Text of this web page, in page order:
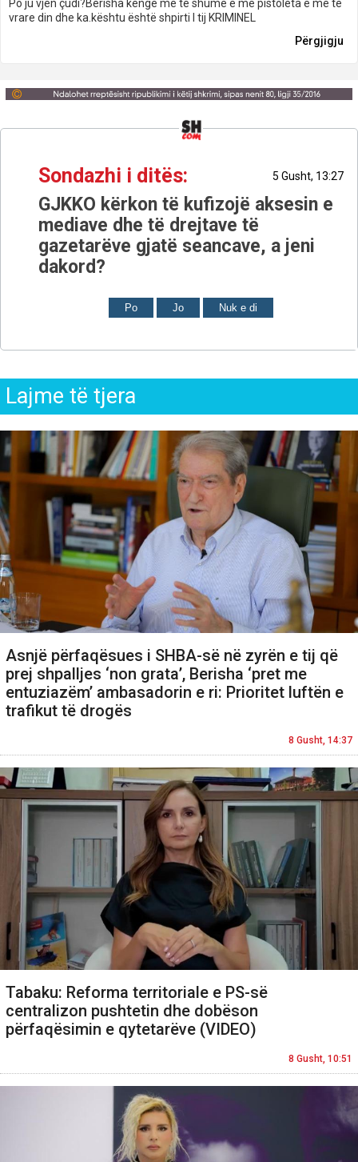
Po ju vjen çudi?Berisha këngë me të shume e me pistoleta e me të
vrare din dhe ka.kështu është shpirti I tij KRIMINEL
Përgjigju
Sondazhi i ditës: 5 Gusht, 13:27
GJKKO kërkon të kufizojë aksesin e
mediave dhe të drejtave të
gazetarëve gjatë seancave, a jeni
dakord?
Po Jo Nuk e di
Lajme të tjera
Asnjë përfaqësues i SHBA-së në zyrën e tij që
prej shpalljes ‘non grata’, Berisha ‘pret me
entuziazëm’ ambasadorin e ri: Prioritet luftën e
trafikut të drogës
8 Gusht, 14:37
Tabaku: Reforma territoriale e PS-së
centralizon pushtetin dhe dobëson
përfaqësimin e qytetarëve (VIDEO)
8 Gusht, 10:51